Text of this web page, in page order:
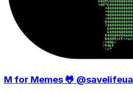
M for Memes 🐸 @savelifeua